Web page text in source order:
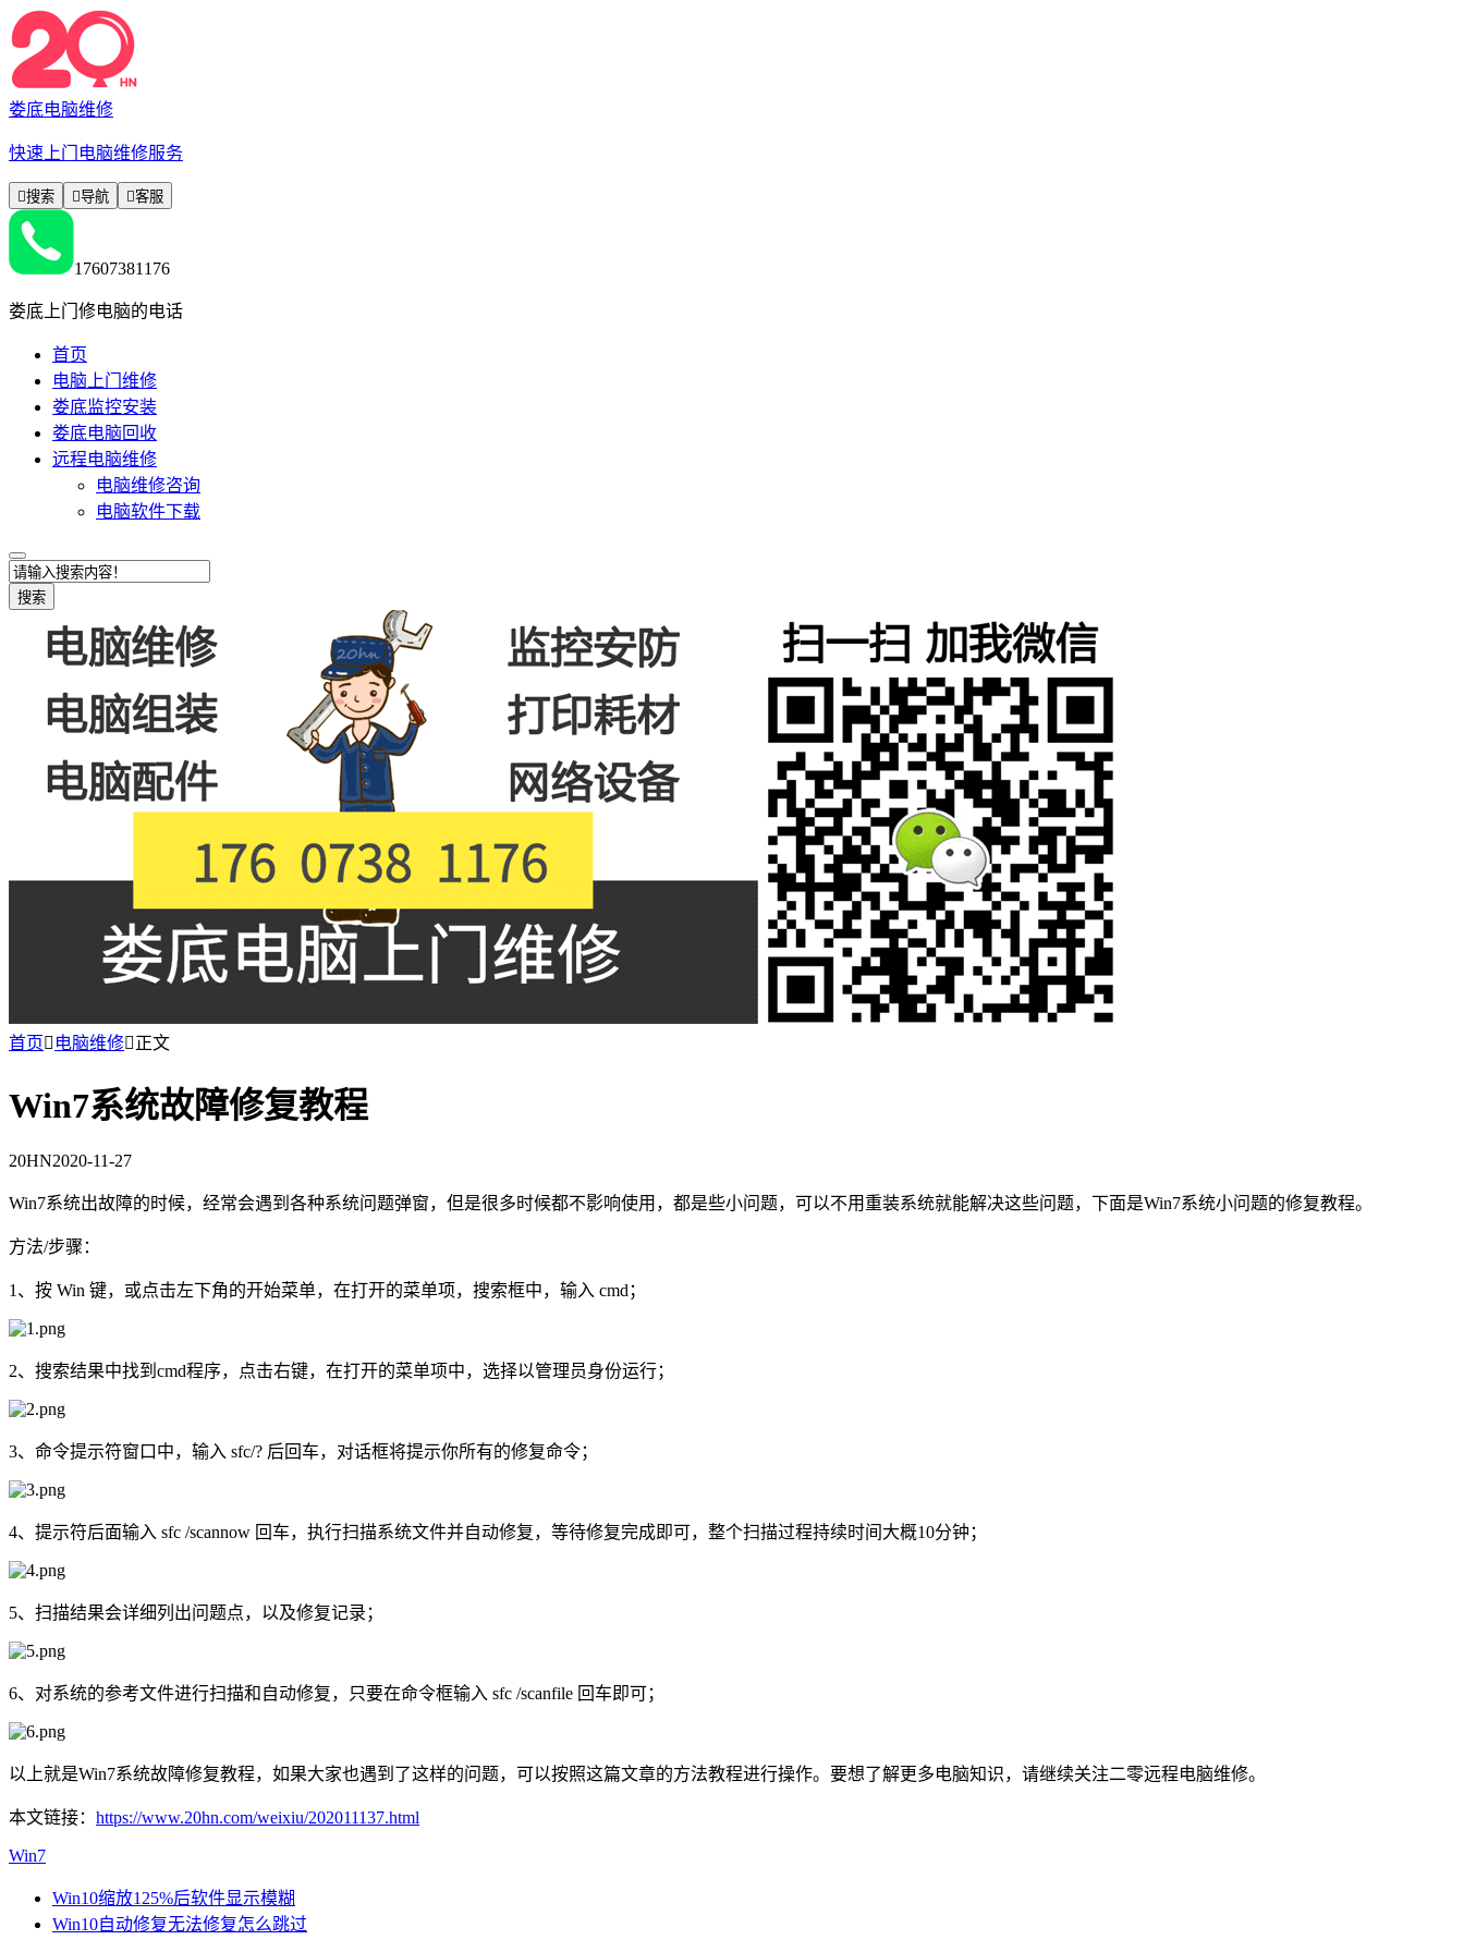
娄底电脑维修
快速上门电脑维修服务
搜索 导航 客服
17607381176
娄底上门修电脑的电话
首页
电脑上门维修
娄底监控安装
娄底电脑回收
远程电脑维修
电脑维修咨询
电脑软件下载
搜索
首页 电脑维修正文
Win7系统故障修复教程
20HN2020-11-27
Win7系统出故障的时候，经常会遇到各种系统问题弹窗，但是很多时候都不影响使用，都是些小问题，可以不用重装系统就能解决这些问题，下面是Win7系统小问题的修复教程。
方法/步骤：
1、按 Win 键，或点击左下角的开始菜单，在打开的菜单项，搜索框中，输入 cmd；
2、搜索结果中找到cmd程序，点击右键，在打开的菜单项中，选择以管理员身份运行；
3、命令提示符窗口中，输入 sfc/? 后回车，对话框将提示你所有的修复命令；
4、提示符后面输入 sfc /scannow 回车，执行扫描系统文件并自动修复，等待修复完成即可，整个扫描过程持续时间大概10分钟；
5、扫描结果会详细列出问题点，以及修复记录；
6、对系统的参考文件进行扫描和自动修复，只要在命令框输入 sfc /scanfile 回车即可；
以上就是Win7系统故障修复教程，如果大家也遇到了这样的问题，可以按照这篇文章的方法教程进行操作。要想了解更多电脑知识，请继续关注二零远程电脑维修。
本文链接： https://www.20hn.com/weixiu/202011137.html
Win7
Win10缩放125%后软件显示模糊
Win10自动修复无法修复怎么跳过